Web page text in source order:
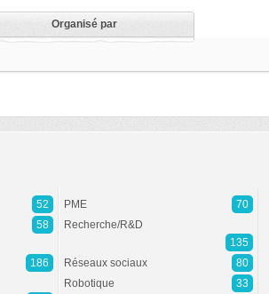
Organisé par
52
58
186
PME
70
Recherche/R&D
135
Réseaux sociaux
80
Robotique
33